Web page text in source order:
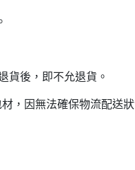
貨後，即不允退貨。
，因無法確保物流配送狀